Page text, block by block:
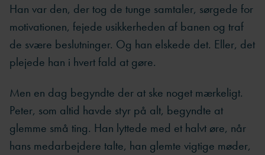
Han var den, der tog de tunge samtaler, sørgede for
motivationen, fejede usikkerheden af banen og traf
de svære beslutninger. Og han elskede det. Eller, det
plejede han i hvert fald at gøre.
Men en dag begyndte der at ske noget mærkeligt.
Peter, som altid havde styr på alt, begyndte at
glemme små ting. Han lyttede med et halvt øre, når
hans medarbejdere talte, han glemte vigtige møder,